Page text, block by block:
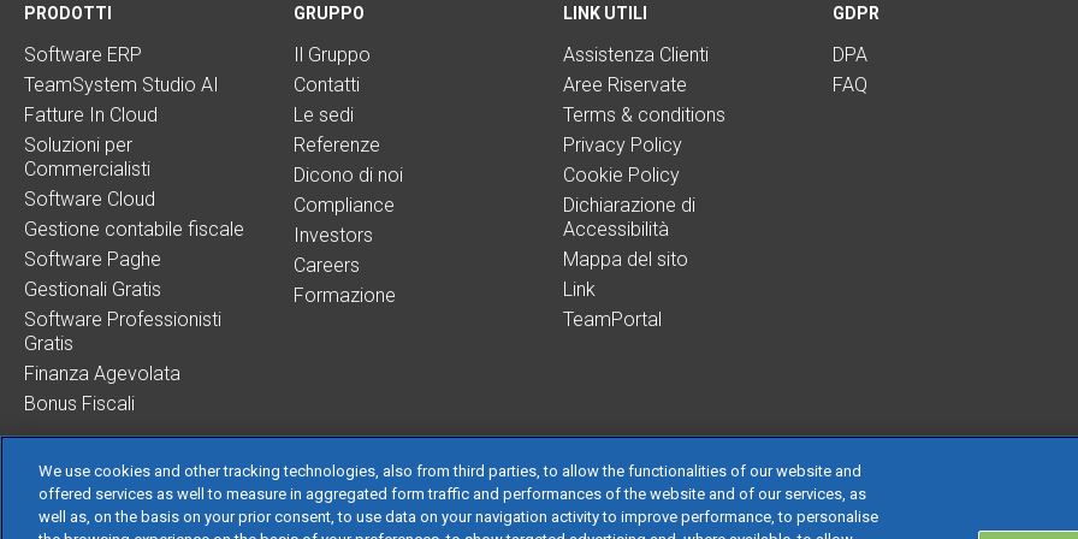
PRODOTTI
Software ERP
TeamSystem Studio AI
Fatture In Cloud
Soluzioni per
Commercialisti
Software Cloud
Gestione contabile fiscale
Software Paghe
Gestionali Gratis
Software Professionisti
Gratis
Finanza Agevolata
Bonus Fiscali
GRUPPO
Il Gruppo
Contatti
Le sedi
Referenze
Dicono di noi
Compliance
Investors
Careers
Formazione
LINK UTILI
Assistenza Clienti
Aree Riservate
Terms & conditions
Privacy Policy
Cookie Policy
Dichiarazione di
Accessibilità
Mappa del sito
Link
TeamPortal
GDPR
DPA
FAQ
TeamSystem S.p.A. società con socio unico soggetta all’attività di direzione e coordinamento di
We use cookies and other tracking technologies, also from third parties, to allow the functionalities of our website and
offered services as well to measure in aggregated form traffic and performances of the website and of our services, as
well as, on the basis on your prior consent, to use data on your navigation activity to improve performance, to personalise